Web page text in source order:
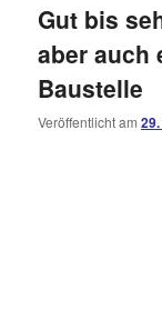
Gut bis
aber auch
Baustelle
Veröffentlicht am